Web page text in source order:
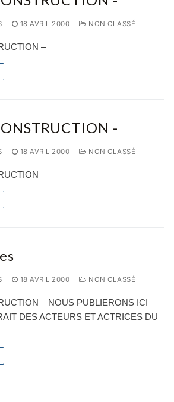
18 AVRIL 2000 NON CLASSÉ
–
-
18 AVRIL 2000 NON CLASSÉ
–
18 AVRIL 2000 NON CLASSÉ
– NOUS PUBLIERONS ICI
DES ACTEURS ET ACTRICES DU